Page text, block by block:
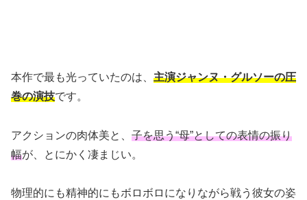
本作で最も光っていたのは、 主演ジャンヌ・グルソーの圧
巻の演技です。
アクションの肉体美と、 子を思う“母”としての表情の振り
幅が、とにかく凄まじい。
物理的にも精神的にもボロボロになりながら戦う彼女の姿